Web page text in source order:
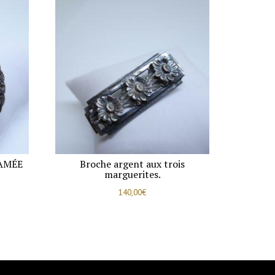
Broche argent aux trois
marguerites.
140,00€